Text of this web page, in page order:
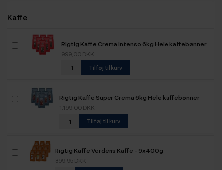
Kaffe
Rigtig Kaffe Crema Intenso 6kg Hele kaffebønner
999,00 DKK
Tilføj til kurv
Rigtig Kaffe Super Crema 6kg Hele kaffebønner
1.199,00 DKK
Tilføj til kurv
Rigtig Kaffe Verdens Kaffe - 9x400g
899,95 DKK